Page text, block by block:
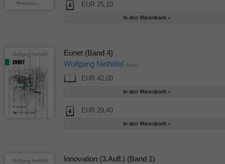
EUR 25,10
Eunet (Band 4)
Wolfgang Nethöfel Autor
EUR 42,00
EUR 29,40
Innovation (3.Aufl.) (Band 1)